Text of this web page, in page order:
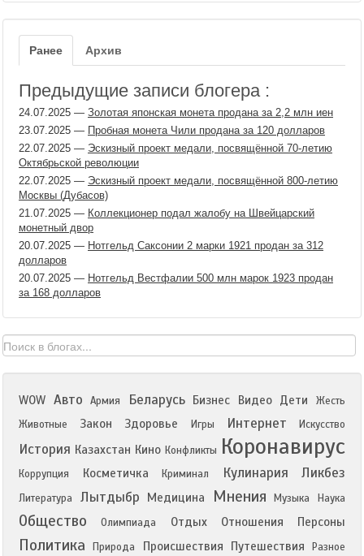
Ранее Архив
Предыдущие записи блогера :
24.07.2025 — Золотая японская монета продана за 2,2 млн иен
23.07.2025 — Пробная монета Чили продана за 120 долларов
22.07.2025 — Эскизный проект медали, посвящённой 70-летию
Октябрьской революции
22.07.2025 — Эскизный проект медали, посвящённой 800-летию
Москвы (Дубасов)
21.07.2025 — Коллекционер подал жалобу на Швейцарский
монетный двор
20.07.2025 — Нотгельд Саксонии 2 марки 1921 продан за 312
долларов
20.07.2025 — Нотгельд Вестфалии 500 млн марок 1923 продан
за 168 долларов
WOW Авто Армия Беларусь Бизнес Видео Дети
Жесть
Животные
Закон Здоровье Игры Интернет Искусство
История Казахстан Кино Конфликты Коронавирус
Коррупция Косметичка Криминал Кулинария Ликбез
Литература Лытдыбр Медицина Мнения Музыка Наука
Общество Олимпиада Отдых Отношения Персоны
Политика Природа Происшествия Путешествия Разное